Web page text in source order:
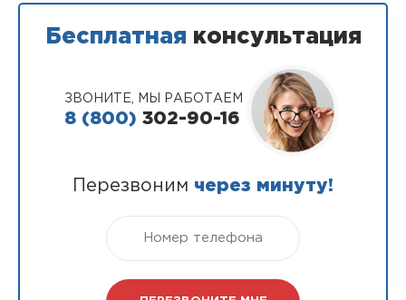
Бесплатная консультация
ЗВОНИТЕ, МЫ РАБОТАЕМ
8 (800) 302-90-16
Перезвоним через минуту!